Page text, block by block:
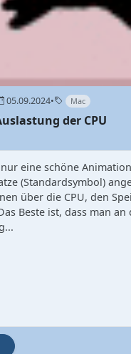
05.09.2024• Mac
der CPU
eine schöne
(Standardsymbol)
über die CPU, den
Beste ist, dass man